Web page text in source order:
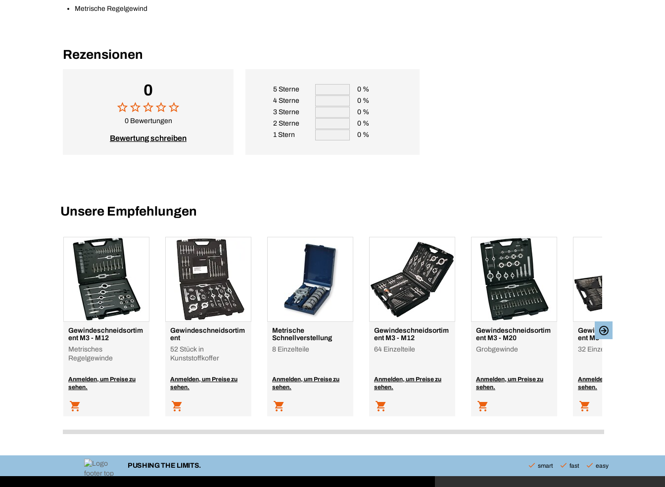
Metrische Regelgewind
Rezensionen
0
0 Bewertungen
Bewertung schreiben
5 Sterne
0 %
4 Sterne
0 %
3 Sterne
0 %
2 Sterne
0 %
1 Stern
0 %
Unsere Empfehlungen
Gewindeschneidsortim
ent M3 - M12
Metrisches
Regelgewinde
Anmelden, um Preise zu
sehen.
Gewindeschneidsortim
ent
52 Stück in
Kunststoffkoffer
Anmelden, um Preise zu
sehen.
Metrische
Schnellverstellung
8 Einzelteile
Anmelden, um Preise zu
sehen.
Gewindeschneidsortim
ent M3 - M12
64 Einzelteile
Anmelden, um Preise zu
sehen.
Gewindeschneidsortim
ent M3 - M20
Grobgewinde
Anmelden, um Preise zu
sehen.
Gewindeschneidsortim
ent M3 - M12
32 Einzelteile
Anmelden, um Preise zu
sehen.
PUSHING THE LIMITS. smart fast easy